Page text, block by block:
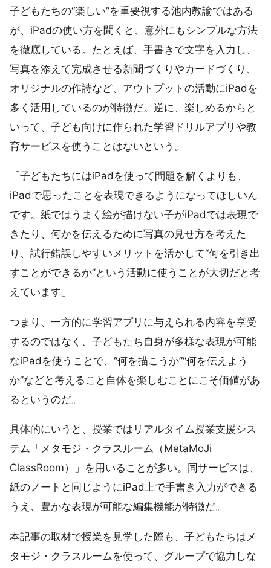
子どもたちの“楽しい”を重要視する池内教諭ではある
が、iPadの使い方を聞くと、意外にもシンプルな方法
を徹底している。たとえば、手書きで文字を入力し、
写真を添えて完成させる新聞づくりやカードづくり、
オリジナルの作詩など、アウトプットの活動にiPadを
多く活用しているのが特徴だ。逆に、楽しめるからと
いって、子ども向けに作られた学習ドリルアプリや教
育サービスを使うことはないという。
「子どもたちにはiPadを使って問題を解くよりも、
iPadで思ったことを表現できるようになってほしいん
です。紙ではうまく絵が描けない子がiPadでは表現で
きたり、何かを伝えるために写真の見せ方を考えた
り、試行錯誤しやすいメリットを活かして“何を引き出
すことができるか”という活動に使うことが大切だと考
えています」
つまり、一方的に学習アプリに与えられる内容を享受
するのではなく、子どもたち自身が多様な表現が可能
なiPadを使うことで、“何を描こうか”“何を伝えよう
か”などと考えること自体を楽しむことにこそ価値があ
るというのだ。
具体的にいうと、授業ではリアルタイム授業支援シス
テム「メタモジ・クラスルーム（MetaMoJi
ClassRoom）」を用いることが多い。同サービスは、
紙のノートと同じようにiPad上で手書き入力ができる
うえ、豊かな表現が可能な編集機能が特徴だ。
本記事の取材で授業を見学した際も、子どもたちはメ
タモジ・クラスルームを使って、グループで協力しな